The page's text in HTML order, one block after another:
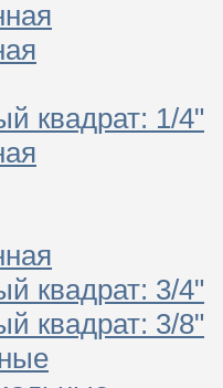
квадрат: 1/4"
квадрат: 3/4"
квадрат: 3/8"